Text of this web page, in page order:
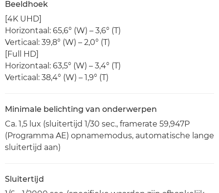
Beeldhoek
[4K UHD]
Horizontaal: 65,6° (W) – 3,6° (T)
Verticaal: 39,8° (W) – 2,0° (T)
[Full HD]
Horizontaal: 63,5° (W) – 3,4° (T)
Verticaal: 38,4° (W) – 1,9° (T)
Minimale belichting van onderwerpen
Ca. 1,5 lux (sluitertijd 1/30 sec., framerate 59,947P
(Programma AE) opnamemodus, automatische lange
sluitertijd aan)
Sluitertijd